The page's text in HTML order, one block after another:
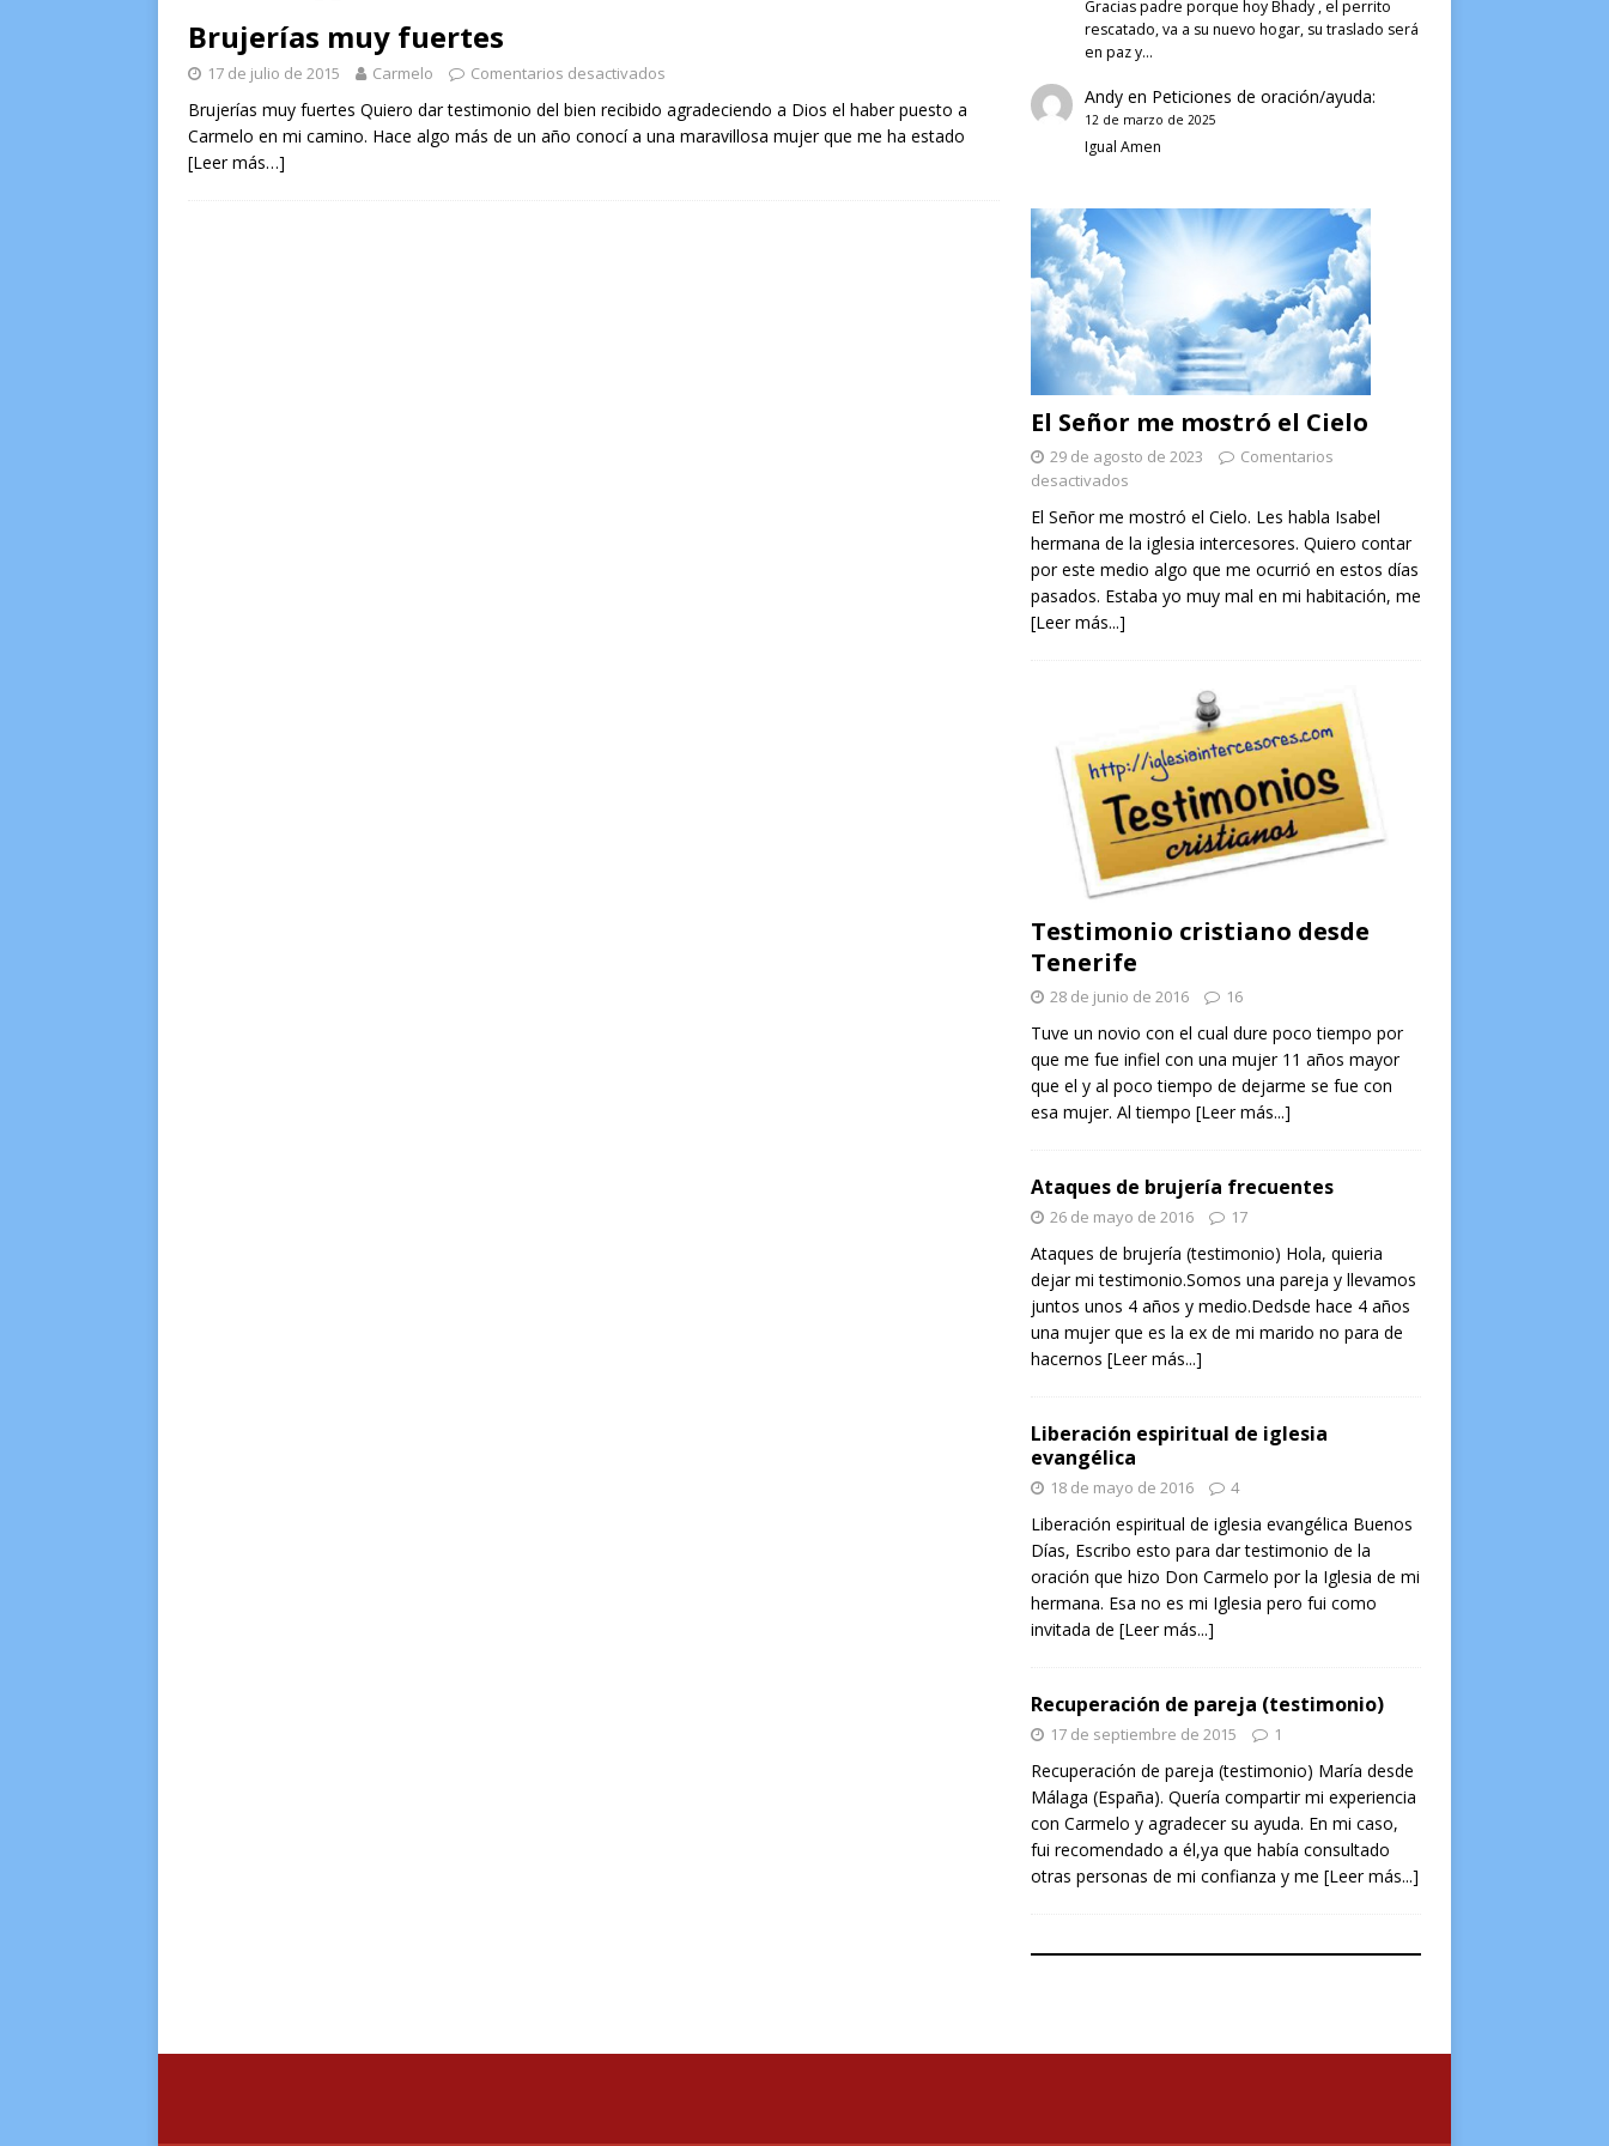
Brujerías muy fuertes
17 de julio de 2015 Carmelo Comentarios desactivados
Brujerías muy fuertes Quiero dar testimonio del bien recibido agradeciendo a Dios el haber puesto a
Carmelo en mi camino. Hace algo más de un año conocí a una maravillosa mujer que me ha estado
[Leer más…]
Gracias padre porque hoy Bhady , el perrito
rescatado, va a su nuevo hogar, su traslado será
en paz y…
Andy en Peticiones de oración/ayuda:
12 de marzo de 2025
Igual Amen
El Señor me mostró el Cielo
29 de agosto de 2023
Comentarios
desactivados
El Señor me mostró el Cielo. Les habla Isabel
hermana de la iglesia intercesores. Quiero contar
por este medio algo que me ocurrió en estos días
pasados. Estaba yo muy mal en mi habitación, me
[Leer más...]
Testimonio cristiano desde
Tenerife
28 de junio de 2016 16
Tuve un novio con el cual dure poco tiempo por
que me fue infiel con una mujer 11 años mayor
que el y al poco tiempo de dejarme se fue con
esa mujer. Al tiempo [Leer más...]
Ataques de brujería frecuentes
26 de mayo de 2016 17
Ataques de brujería (testimonio) Hola, quieria
dejar mi testimonio.Somos una pareja y llevamos
juntos unos 4 años y medio.Dedsde hace 4 años
una mujer que es la ex de mi marido no para de
hacernos [Leer más...]
Liberación espiritual de iglesia
evangélica
18 de mayo de 2016 4
Liberación espiritual de iglesia evangélica Buenos
Días, Escribo esto para dar testimonio de la
oración que hizo Don Carmelo por la Iglesia de mi
hermana. Esa no es mi Iglesia pero fui como
invitada de [Leer más...]
Recuperación de pareja (testimonio)
17 de septiembre de 2015 1
Recuperación de pareja (testimonio) María desde
Málaga (España). Quería compartir mi experiencia
con Carmelo y agradecer su ayuda. En mi caso,
fui recomendado a él,ya que había consultado
otras personas de mi confianza y me [Leer más...]